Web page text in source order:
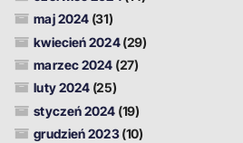
maj 2024 (31)
kwiecień 2024(29)
marzec 2024 (27)
luty 2024 (25)
styczeń 2024 (19)
grudzień 2023(10)